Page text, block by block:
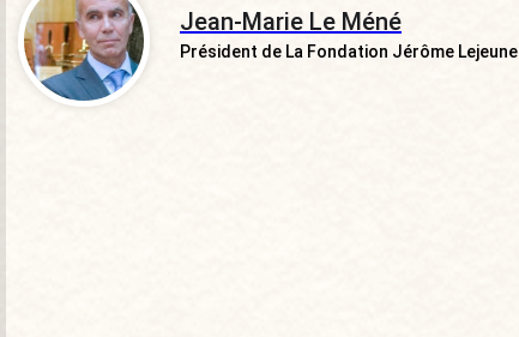
Jean-Marie Le Méné
Président de La Fondation Jérôme Lejeune